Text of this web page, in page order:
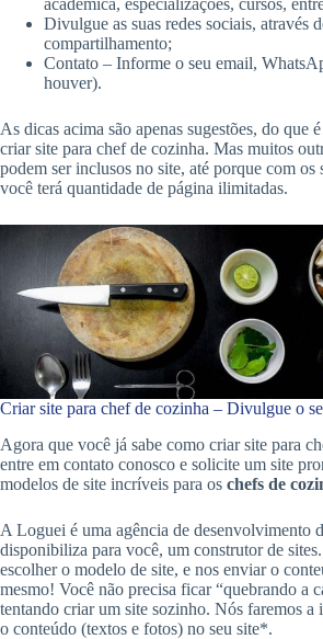
acadêmica, especializações, cursos,
Divulgue as suas redes sociais, através
compartilhamento;
Contato – Informe o seu email,
houver).
As dicas acima são apenas sugestões, do que
criar site para chef de cozinha. Mas muitos
podem ser inclusos no site, até porque com os
você terá quantidade de página ilimitadas.
Criar site para chef de cozinha – Divulgue o
Agora que você já sabe como criar site para
entre em contato conosco e solicite um site
modelos de site incríveis para os chefs de
A Loguei é uma agência de desenvolvimento
disponibiliza para você, um construtor de
escolher o modelo de site, e nos enviar o
mesmo! Você não precisa ficar “quebrando a
tentando criar um site sozinho. Nós faremos a
o conteúdo (textos e fotos) no seu site*.